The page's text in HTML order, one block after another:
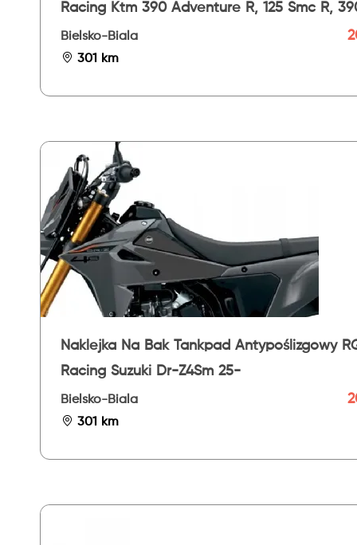
Racing Ktm 390 Adventure R, 125 Smc R,
Smc R, 125 Endu
Bielsko-Biala
301 km
Naklejka Na Bak Tankpad Antypoślizgowy
Racing Suzuki Dr-Z4Sm 25-
Bielsko-Biala
301 km